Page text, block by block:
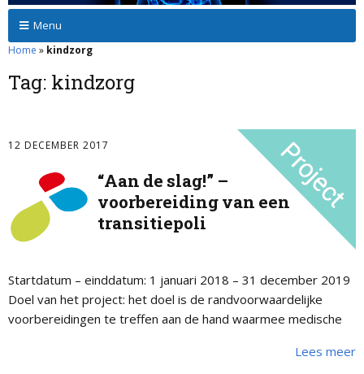
Menu
Home » kindzorg
Tag: kindzorg
12 DECEMBER 2017
“Aan de slag!” –
voorbereiding van een
transitiepoli
Startdatum – einddatum: 1 januari 2018 – 31 december 2019
Doel van het project: het doel is de randvoorwaardelijke
voorbereidingen te treffen aan de hand waarmee medische
Lees meer